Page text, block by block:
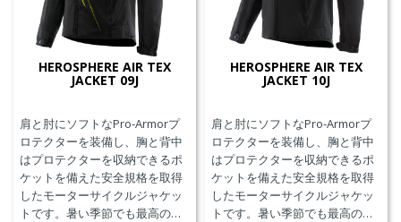
HEROSPHERE AIR TEX
JACKET 09J
肩と肘にソフトなPro-Armorプ
ロテクターを装備し、胸と背中
はプロテクターを収納できるポ
ケットを備えた安全規格を取得
したモーターサイクルジャケッ
トです。暑い季節でも最高の通
HEROSPHERE AIR TEX
JACKET 10J
肩と肘にソフトなPro-Armorプ
ロテクターを装備し、胸と背中
はプロテクターを収納できるポ
ケットを備えた安全規格を取得
したモーターサイクルジャケッ
トです。暑い季節でも最高の通